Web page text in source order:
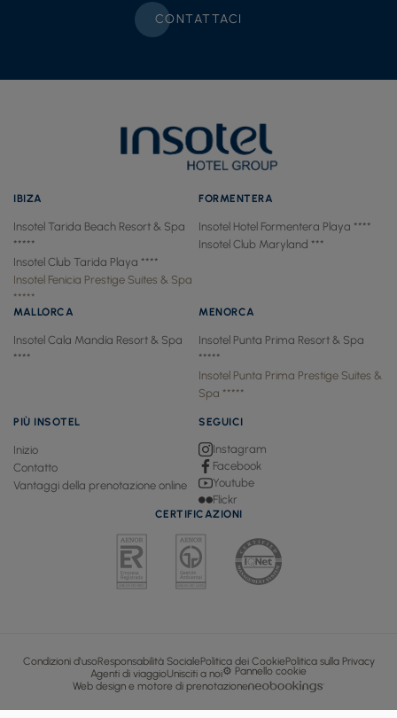
CONTATTACI
IBIZA
Insotel Tarida Beach Resort & Spa
*****
Insotel Club Tarida Playa ****
Insotel Fenicia Prestige Suites & Spa
*****
FORMENTERA
Insotel Hotel Formentera Playa ****
Insotel Club Maryland ***
MALLORCA
Insotel Cala Mandía Resort & Spa
****
MENORCA
Insotel Punta Prima Resort & Spa
*****
Insotel Punta Prima Prestige Suites &
Spa *****
PIÙ INSOTEL
Inizio
Contatto
Vantaggi della prenotazione online
SEGUICI
Instagram
Facebook
Youtube
Flickr
CERTIFICAZIONI
Condizioni d'usoResponsabilità SocialePolitica dei CookiePolitica sulla Privacy
Agenti di viaggioUnisciti a noi⚙ Pannello cookie
Web design e motore di prenotazione